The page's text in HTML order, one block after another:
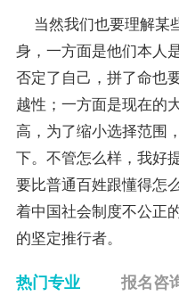
当然我们也要理解某
身，一方面是他们本人
否定了自己，拼了命也
越性；一方面是现在的
高，为了缩小选择范围
下。不管怎么样，我好
要比普通百姓跟懂得怎
着中国社会制度不公正
的坚定推行者。
热门专业 报名咨